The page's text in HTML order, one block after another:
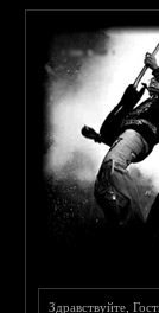
Здравствуйте,